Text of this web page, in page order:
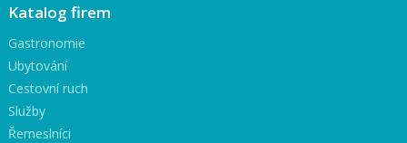
Katalog firem
Gastronomie
Ubytování
Cestovní ruch
Služby
Řemeslníci